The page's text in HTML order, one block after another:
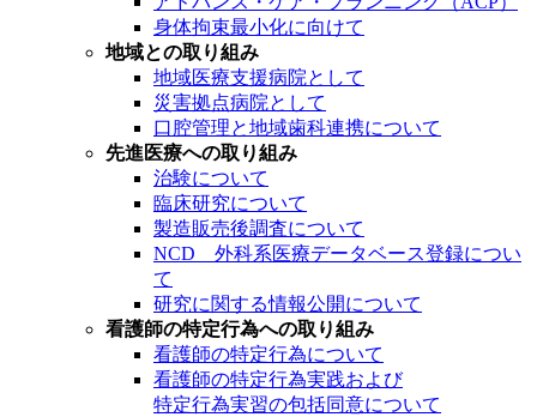
身体拘束最小化に向けて
地域との取り組み
地域医療支援病院として
災害拠点病院として
口腔管理と地域歯科連携について
先進医療への取り組み
治験について
臨床研究について
製造販売後調査について
NCD 外科系医療データベース登録につい
て
研究に関する情報公開について
看護師の特定行為への取り組み
看護師の特定行為について
看護師の特定行為実践および
特定行為実習の包括同意について